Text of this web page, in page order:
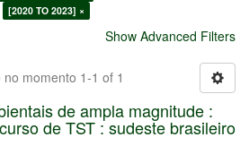
[2020 TO 2023] ×
Show Advanced Filters
momento 1-1 of 1
de ampla magnitude :
de TST : sudeste brasileiro